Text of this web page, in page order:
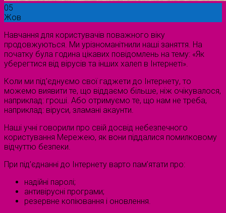
05
Жов
Навчання для користувачів поважного віку
продовжуються. Ми урізноманітнили наші заняття. На
початку була година цікавих повідомлень на тему: «Як
уберегтися від вірусів та інших халеп в Інтернеті».
Коли ми під’єднуємо свої гаджети до Інтернету, то
можемо виявити те, що віддаємо більше, ніж очікувалося,
наприклад: гроші. Або отримуємо те, що нам не треба,
наприклад: віруси, зламані акаунти.
Наші учні говорили про свій досвід небезпечного
користування Мережею, як вони піддалися помилковому
відчуттю безпеки.
При під’єднанні до Інтернету варто пам’ятати про:
надійні паролі;
антивірусні програми;
резервне копіювання і оновлення.